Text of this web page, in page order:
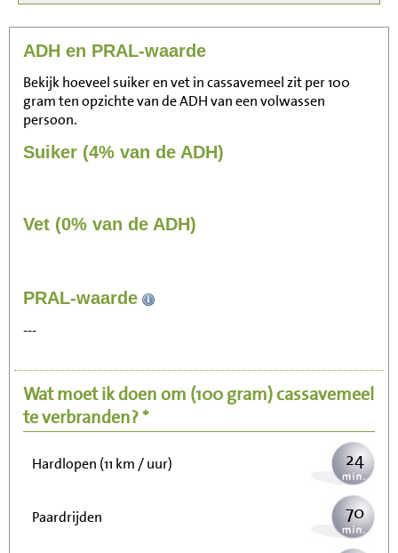
ADH en PRAL-waarde
Bekijk hoeveel suiker en vet in cassavemeel zit per 100
gram ten opzichte van de ADH van een volwassen
persoon.
Suiker (4% van de ADH)
Vet (0% van de ADH)
PRAL-waarde
---
Wat moet ik doen om (100 gram)cassavemeel
te verbranden? *
Zitten, tv kijken
Wandelen (5 km/uur) 62
Hardlopen (11 km / uur) 24
Paardrijden 70